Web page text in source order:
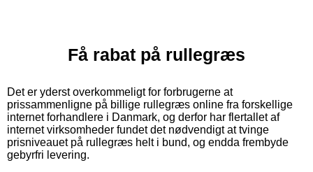
Få rabat på rullegræs
Det er yderst overkommeligt for forbrugerne at
prissammenligne på billige rullegræs online fra forskellige
internet forhandlere i Danmark, og derfor har flertallet af
internet virksomheder fundet det nødvendigt at tvinge
prisniveauet på rullegræs helt i bund, og endda frembyde
gebyrfri levering.